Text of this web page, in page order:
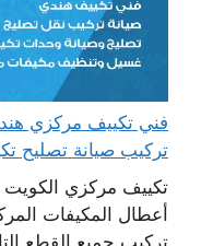
تركيب صيانة تصليح
تكييف مركزي
أعطال المكيفات
تركيب جميع القطع